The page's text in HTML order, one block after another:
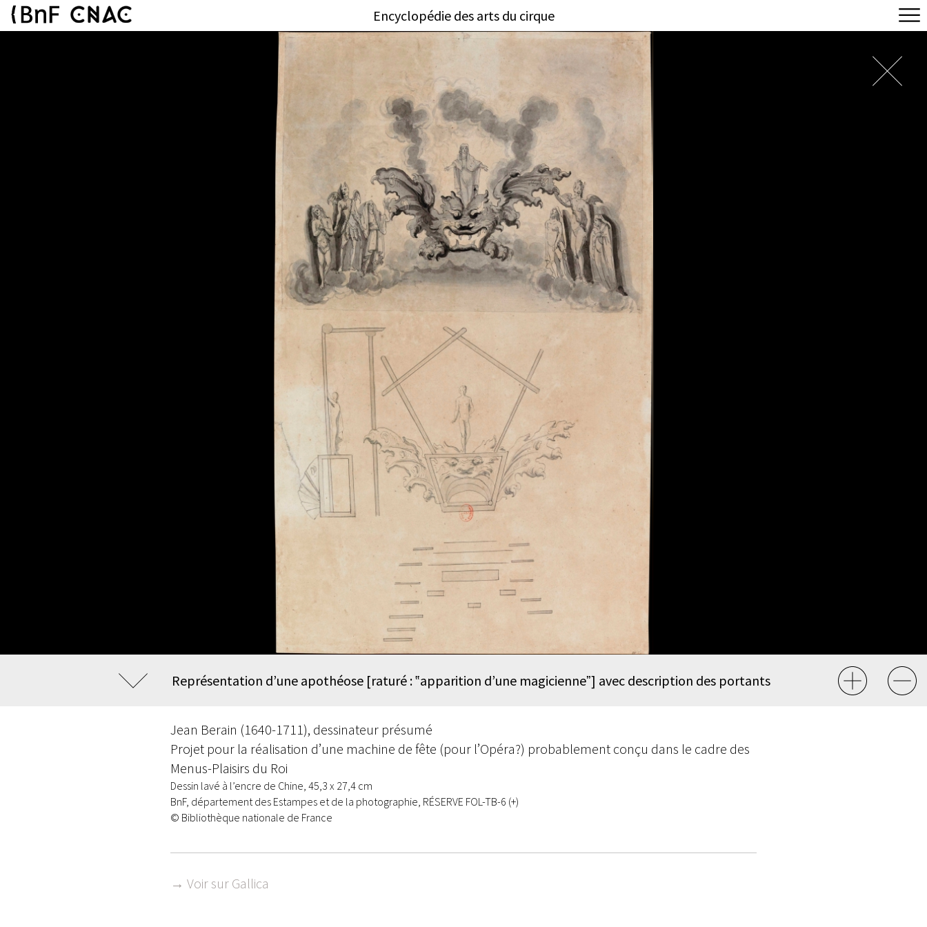
Encyclopédie des arts du cirque
Représentation d’une apothéose [raturé : ‟apparition d’une magicienneˮ] avec description des portants
Jean Berain (1640-1711), dessinateur présumé
Projet pour la réalisation d’une machine de fête (pour l’Opéra?) probablement conçu dans le cadre des
Menus-Plaisirs du Roi
Dessin lavé à l’encre de Chine, 45,3 x 27,4 cm
BnF, département des Estampes et de la photographie, RÉSERVE FOL-TB-6 (+)
© Bibliothèque nationale de France
→ Voir sur Gallica